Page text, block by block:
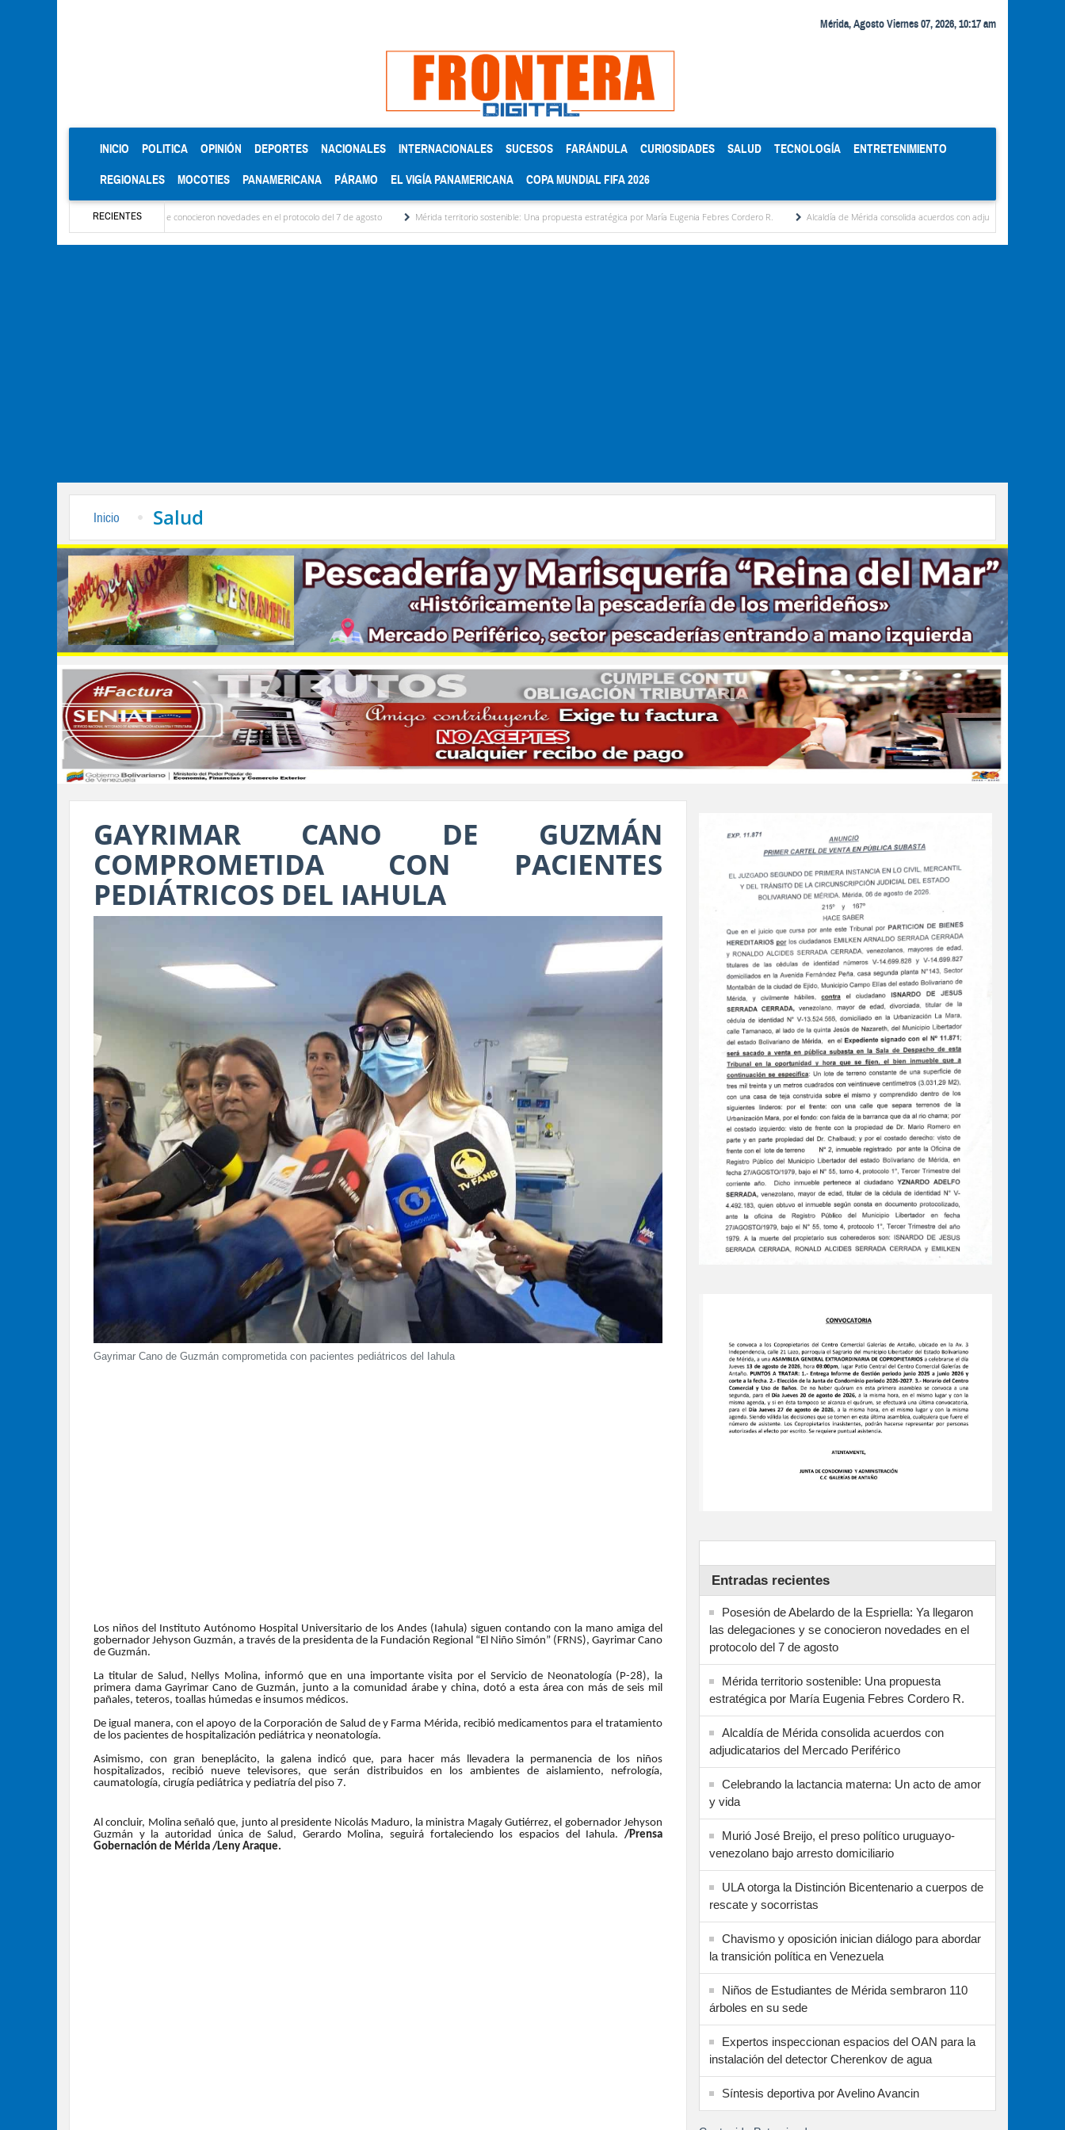
Mérida, Agosto Viernes 07, 2026, 10:17 am
INICIO (CURRENT)
POLITICA OPINIÓN DEPORTES NACIONALES INTERNACIONALES SUCESOS FARÁNDULA CURIOSIDADES SALUD TECNOLOGÍA ENTRETENIMIENTO
REGIONALES MOCOTIES PANAMERICANA PÁRAMO EL VIGÍA PANAMERICANA COPA MUNDIAL FIFA 2026
RECIENTES
las delegaciones y se conocieron novedades en el protocolo del 7 de agosto Mérida territorio sostenible: Una propuesta estratégica por María Eugenia Febres Cordero R. Alcaldía de Mérida consolida acuerdos con adjudicatarios del Mercado Periférico
Inicio Salud
GAYRIMAR CANO DE GUZMÁN
COMPROMETIDA CON PACIENTES
PEDIÁTRICOS DEL IAHULA
Gayrimar Cano de Guzmán comprometida con pacientes pediátricos del Iahula
Los niños del Instituto Autónomo Hospital Universitario de los Andes (Iahula) siguen contando con la mano amiga del
gobernador Jehyson Guzmán, a través de la presidenta de la Fundación Regional “El Niño Simón” (FRNS), Gayrimar Cano
de Guzmán.
La titular de Salud, Nellys Molina, informó que en una importante visita por el Servicio de Neonatología (P-28), la
primera dama Gayrimar Cano de Guzmán, junto a la comunidad árabe y china, dotó a esta área con más de seis mil
pañales, teteros, toallas húmedas e insumos médicos.
De igual manera, con el apoyo de la Corporación de Salud de y Farma Mérida, recibió medicamentos para el tratamiento
de los pacientes de hospitalización pediátrica y neonatología.
Asimismo, con gran beneplácito, la galena indicó que, para hacer más llevadera la permanencia de los niños
hospitalizados, recibió nueve televisores, que serán distribuidos en los ambientes de aislamiento, nefrología,
caumatología, cirugía pediátrica y pediatría del piso 7.
Al concluir, Molina señaló que, junto al presidente Nicolás Maduro, la ministra Magaly Gutiérrez, el gobernador Jehyson
Guzmán y la autoridad única de Salud, Gerardo Molina, seguirá fortaleciendo los espacios del Iahula.
/Prensa
Gobernación de Mérida /Leny Araque.
Entradas recientes
Posesión de Abelardo de la Espriella: Ya llegaron
las delegaciones y se conocieron novedades en el
protocolo del 7 de agosto
Mérida territorio sostenible: Una propuesta
estratégica por María Eugenia Febres Cordero R.
Alcaldía de Mérida consolida acuerdos con
adjudicatarios del Mercado Periférico
Celebrando la lactancia materna: Un acto de amor
y vida
Murió José Breijo, el preso político uruguayo-
venezolano bajo arresto domiciliario
ULA otorga la Distinción Bicentenario a cuerpos de
rescate y socorristas
Chavismo y oposición inician diálogo para abordar
la transición política en Venezuela
Niños de Estudiantes de Mérida sembraron 110
árboles en su sede
Expertos inspeccionan espacios del OAN para la
instalación del detector Cherenkov de agua
Síntesis deportiva por Avelino Avancin